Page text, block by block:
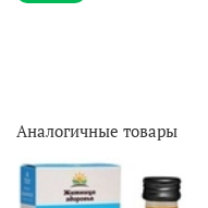
Аналогичные товары